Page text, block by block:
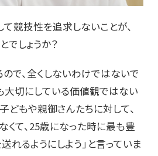
競技性を追求しないことが、
でしょうか？
で、全くしないわけではないで
大切にしている価値観ではない
どもや親御さんたちに対して、
くて、25歳になった時に最も豊
れるようにしよう」と言っていま